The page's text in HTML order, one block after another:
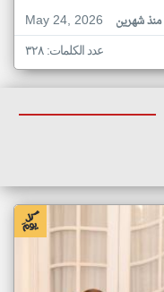
May 24, 2026
منذ شهرين
عدد الكلمات: ٣٢٨